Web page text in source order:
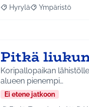
Rajaa tulokset aihepiirin
Hyrylä Rajaa tulokset
Ympäristö
Pitkä
Koripallopaikan
alueen pienempi…
Ei etene jatkoon